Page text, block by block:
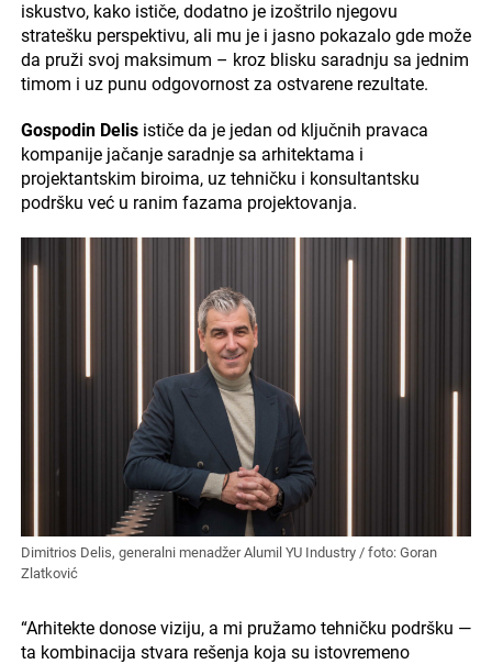
iskustvo, kako ističe, dodatno je izoštrilo njegovu
stratešku perspektivu, ali mu je i jasno pokazalo gde može
da pruži svoj maksimum – kroz blisku saradnju sa jednim
timom i uz punu odgovornost za ostvarene rezultate.
Gospodin Delis ističe da je jedan od ključnih pravaca
kompanije jačanje saradnje sa arhitektama i
projektantskim biroima, uz tehničku i konsultantsku
podršku već u ranim fazama projektovanja.
Dimitrios Delis, generalni menadžer Alumil YU Industry / foto: Goran
Zlatković
“Arhitekte donose viziju, a mi pružamo tehničku podršku —
ta kombinacija stvara rešenja koja su istovremeno